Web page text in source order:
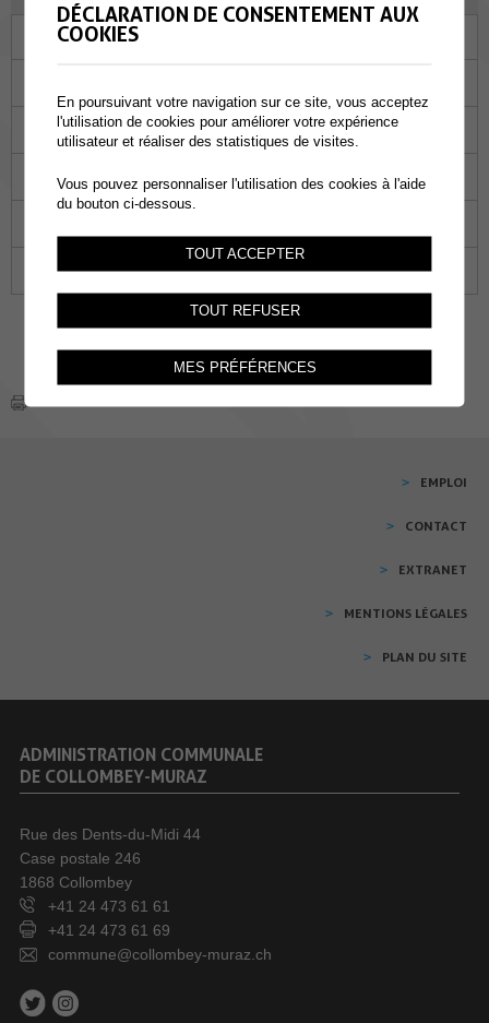
Ma
04 05 06 07 08
13 14 15
25 26 27 28 29
EMPLOI
CONTACT
EXTRANET
MENTIONS LÉGALES
PLAN DU SITE
ADMINISTRATION COMMUNALE
DE COLLOMBEY-MURAZ
Rue des Dents-du-Midi 44
Case postale 246
1868 Collombey
+41 24 473 61 61
+41 24 473 61 69
commune@collombey-muraz.ch
DÉCLARATION DE CONSENTEMENT AUX
COOKIES
En poursuivant votre navigation sur ce site, vous acceptez
l'utilisation de cookies pour améliorer votre expérience
utilisateur et réaliser des statistiques de visites.
Vous pouvez personnaliser l'utilisation des cookies à l'aide
du bouton ci-dessous.
TOUT ACCEPTER
TOUT REFUSER
MES PRÉFÉRENCES